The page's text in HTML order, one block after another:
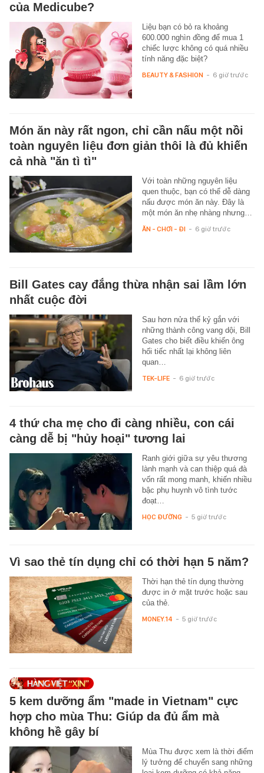
của Medicube?
Liệu bạn có bỏ ra khoảng
600.000 nghìn đồng để mua 1
chiếc lược không có quá nhiều
tính năng đặc biệt?
BEAUTY & FASHION - 6 giờ trước
Món ăn này rất ngon, chỉ cần nấu một nồi
toàn nguyên liệu đơn giản thôi là đủ khiến
cả nhà "ăn tì tì"
Với toàn những nguyên liệu
quen thuộc, bạn có thể dễ dàng
nấu được món ăn này. Đây là
một món ăn nhẹ nhàng nhưng…
ĂN - CHƠI - ĐI - 6 giờ trước
Bill Gates cay đắng thừa nhận sai lầm lớn
nhất cuộc đời
Sau hơn nửa thế kỷ gắn với
những thành công vang dội, Bill
Gates cho biết điều khiến ông
hối tiếc nhất lại không liên
quan…
TEK-LIFE - 6 giờ trước
4 thứ cha mẹ cho đi càng nhiều, con cái
càng dễ bị "hủy hoại" tương lai
Ranh giới giữa sự yêu thương
lành mạnh và can thiệp quá đà
vốn rất mong manh, khiến nhiều
bậc phụ huynh vô tình tước
đoạt…
HỌC ĐƯỜNG - 5 giờ trước
Vì sao thẻ tín dụng chỉ có thời hạn 5 năm?
Thời hạn thẻ tín dụng thường
được in ở mặt trước hoặc sau
của thẻ.
MONEY.14 - 5 giờ trước
5 kem dưỡng ẩm "made in Vietnam" cực
hợp cho mùa Thu: Giúp da đủ ẩm mà
không hề gây bí
Mùa Thu được xem là thời điểm
lý tưởng để chuyển sang những